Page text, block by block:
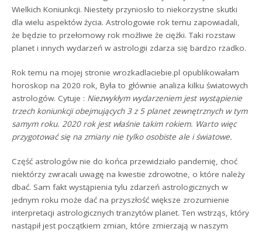
Wielkich Koniunkcji. Niestety przyniosło to niekorzystne skutki
dla wielu aspektów życia. Astrologowie rok temu zapowiadali,
że będzie to przełomowy rok możliwe że ciężki. Taki rozstaw
planet i innych wydarzeń w astrologii zdarza się bardzo rzadko.
Rok temu na mojej stronie wrozkadlaciebie.pl opublikowałam
horoskop na 2020 rok, Była to głównie analiza kilku światowych
astrologów. Cytuje : Niezwykłym wydarzeniem jest wystąpienie
trzech koniunkcji obejmujących 3 z 5 planet zewnętrznych w tym
samym roku. 2020 rok jest właśnie takim rokiem. Warto więc
przygotować się na zmiany nie tylko osobiste ale i światowe.
Część astrologów nie do końca przewidziało pandemię, choć
niektórzy zwracali uwagę na kwestie zdrowotne, o które należy
dbać. Sam fakt wystąpienia tylu zdarzeń astrologicznych w
jednym roku może dać na przyszłość większe zrozumienie
interpretacji astrologicznych tranzytów planet. Ten wstrząs, który
nastąpił jest początkiem zmian, które zmierzają w naszym